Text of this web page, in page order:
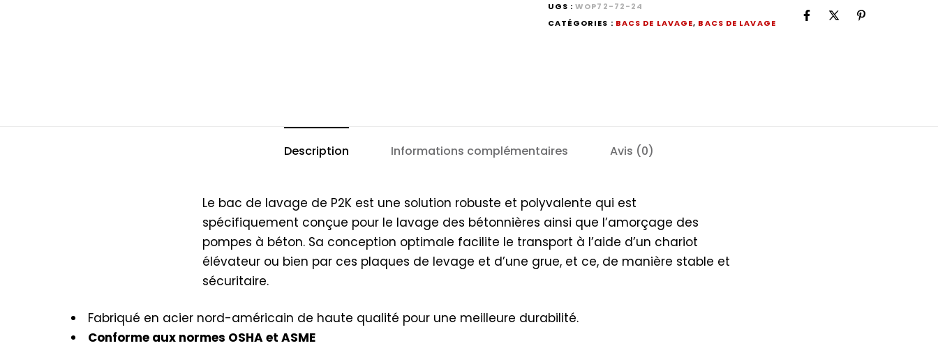
UGS :WOP72-72-24
CATÉGORIES : BACS DE LAVAGE, BACS DE LAVAGE
Description Informations complémentaires Avis (0)
Le bac de lavage de P2K est une solution robuste et polyvalente qui est
spécifiquement conçue pour le lavage des bétonnières ainsi que l’amorçage des
pompes à béton. Sa conception optimale facilite le transport à l’aide d’un chariot
élévateur ou bien par ces plaques de levage et d’une grue, et ce, de manière stable et
sécuritaire.
Fabriqué en acier nord-américain de haute qualité pour une meilleure durabilité.
Conforme aux normes OSHA et ASME